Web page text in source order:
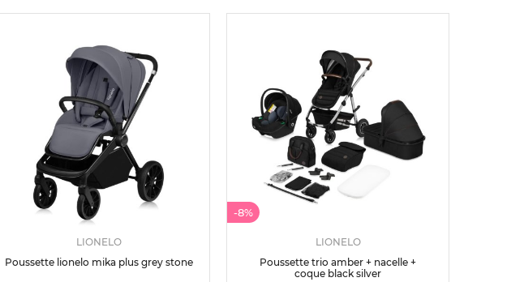
LIONELO
Poussette lionelo mika plus grey stone
-8%
LIONELO
Poussette trio amber + nacelle +
coque black silver